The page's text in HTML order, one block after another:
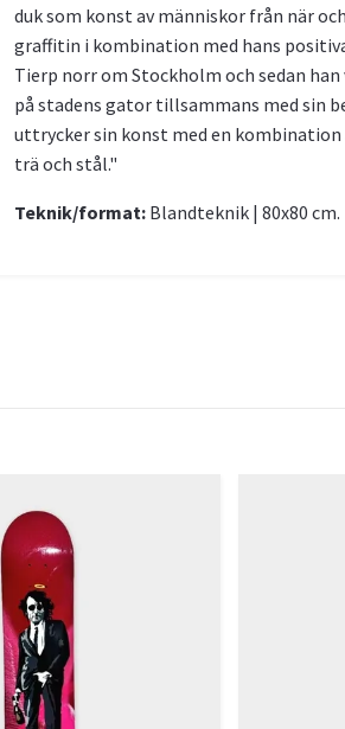
duk som konst av människor från när
graffitin i kombination med hans
Tierp norr om Stockholm och sedan
på stadens gator tillsammans med sin
uttrycker sin konst med en
trä och stål."
Teknik/format:Blandteknik | 80x80 cm.